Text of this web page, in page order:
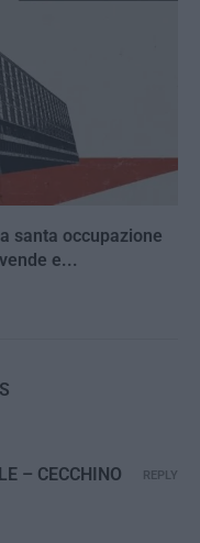
santa occupazione
e...
– CECCHINO
REPLY